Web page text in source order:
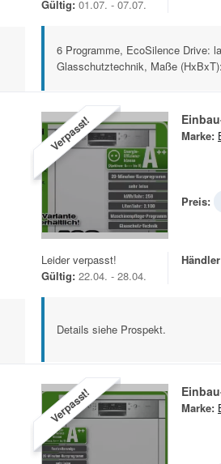
Gültig: 01.07. - 07.07.
6 Programme, EcoSilence Drive:
Glasschutztechnik, Maße
Verpasst! Marke:
Preis:
Leider verpasst!
Gültig: 22.04. - 28.04.
Details siehe Prospekt.
Verpasst! Marke: